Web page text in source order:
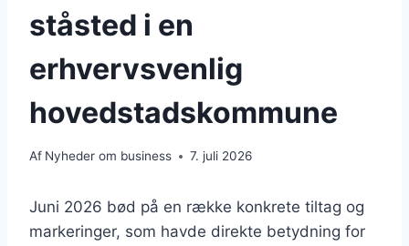
ståsted i en
erhvervsvenlig
hovedstadskommune
Af Nyheder om business 7. juli 2026
Juni 2026 bød på en række konkrete tiltag og
markeringer, som havde direkte betydning for